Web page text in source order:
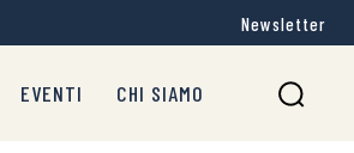
Newsletter
EVENTI CHI SIAMO